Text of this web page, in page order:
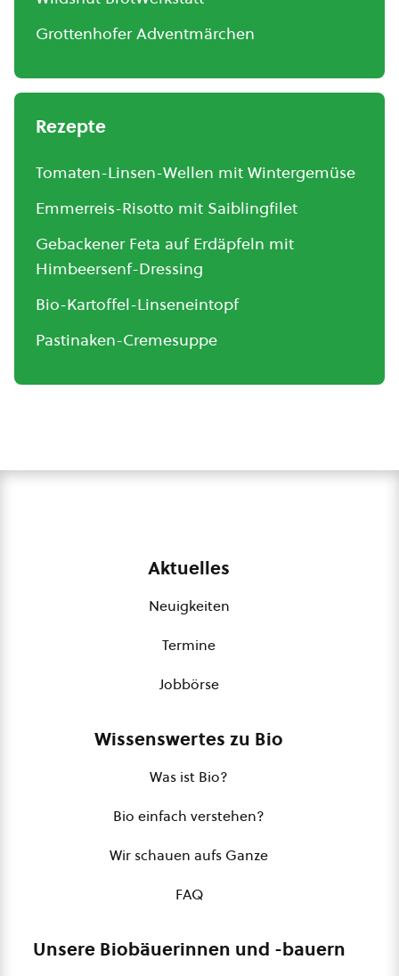
Grottenhofer Adventmärchen
Rezepte
Tomaten-Linsen-Wellen mit Wintergemüse
Emmerreis-Risotto mit Saiblingfilet
Gebackener Feta auf Erdäpfeln mit
Himbeersenf-Dressing
Bio-Kartoffel-Linseneintopf
Pastinaken-Cremesuppe
Aktuelles
Neuigkeiten
Termine
Jobbörse
Wissenswertes zu Bio
Was ist Bio?
Bio einfach verstehen?
Wir schauen aufs Ganze
FAQ
Unsere Biobäuerinnen und -bauern